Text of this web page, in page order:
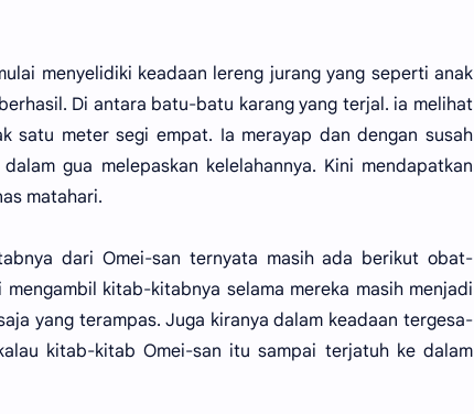
menyelidiki keadaan lereng jurang yang seperti anak
Di antara batu-batu karang yang terjal. ia melihat
satu meter segi empat. Ia merayap dan dengan susah
gua melepaskan kelelahannya. Kini mendapatkan
matahari.
dari Omei-san ternyata masih ada berikut obat-
kitab-kitabnya selama mereka masih menjadi
yang terampas. Juga kiranya dalam keadaan tergesa-
kitab-kitab Omei-san itu sampai terjatuh ke dalam